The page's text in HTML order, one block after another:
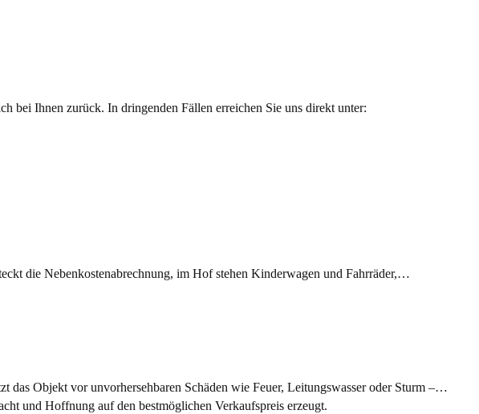
bei Ihnen zurück. In dringenden Fällen erreichen Sie uns direkt unter:
die Nebenkostenabrechnung, im Hof stehen Kinderwagen und Fahrräder,…
das Objekt vor unvorhersehbaren Schäden wie Feuer, Leitungswasser oder Sturm –…